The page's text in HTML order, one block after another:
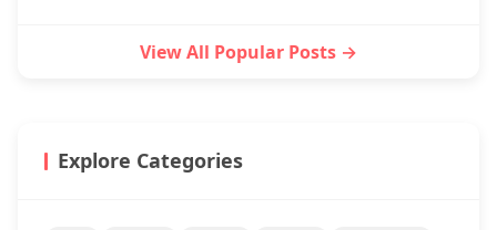
View All Popular Posts →
Explore Categories